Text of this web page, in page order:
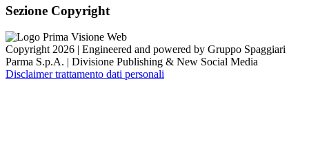
Sezione Copyright
Copyright 2026 | Engineered and powered by Gruppo Spaggiari
Parma S.p.A. | Divisione Publishing & New Social Media
Disclaimer trattamento dati personali